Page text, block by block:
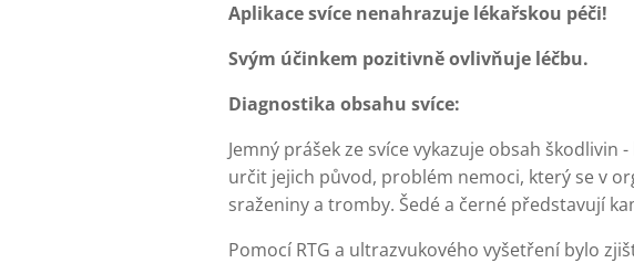
Aplikace svíce nenahrazuje lékařskou péči!
Svým účinkem pozitivně ovlivňuje léčbu.
Diagnostika obsahu svíce:
Jemný prášek ze svíce vykazuje obsah
určit jejich původ, problém nemoci, který se v
sraženiny a tromby. Šedé a černé představují
Pomocí RTG a ultrazvukového vyšetření bylo